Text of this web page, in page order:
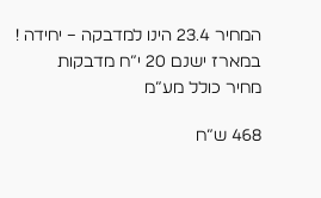
המחיר 23.4 הינו למדבקה – יחידה !
במארז ישנם 20 י”ח מדבקות
מחיר כולל מע”מ
468 ש”ח